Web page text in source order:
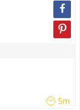
5m